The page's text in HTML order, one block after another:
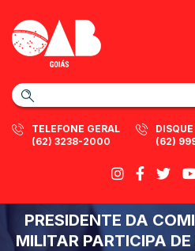
TELEFONE GERAL
(62) 3238-2000
(62)
PRESIDENTE DA
MILITAR PARTICIPA